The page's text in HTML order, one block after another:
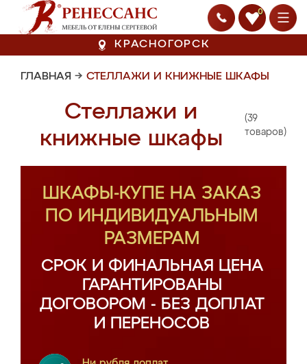
0
КРАСНОГОРСК
ГЛАВНАЯ → СТЕЛЛАЖИ И КНИЖНЫЕ ШКАФЫ
Стеллажи и
книжные шкафы
(39
товаров)
ШКАФЫ-КУПЕ НА ЗАКАЗ
ПО ИНДИВИДУАЛЬНЫМ
РАЗМЕРАМ
СРОК И ФИНАЛЬНАЯ ЦЕНА
ГАРАНТИРОВАНЫ
ДОГОВОРОМ - БЕЗ ДОПЛАТ
И ПЕРЕНОСОВ